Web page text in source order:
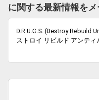
に関する最新情報をメ
D.R.U.G.S. (Destroy Rebuild
ストロイ リビルド アンティ